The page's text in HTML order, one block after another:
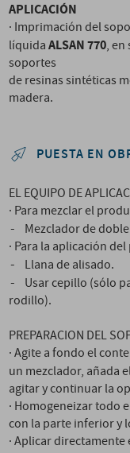
APLICACIÓN
· Imprimación del
líquidaALSAN 770, en
soportes
de resinas sintéticas
madera.
PUESTA EN
EL EQUIPO DE
· Para mezclar el
- Mezclador de
· Para la aplicación
- Llana de alisado.
- Usar cepillo (sólo
rodillo).
PREPARACION DEL
· Agite a fondo el
un mezclador, añada
agitar y continuar la
· Homogeneizar todo
con la parte inferior y
· Aplicar